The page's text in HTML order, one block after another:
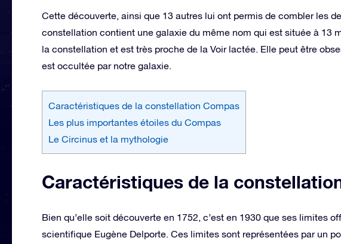
Cette découverte, ainsi que 13 autres lui ont permis de combler les
constellation contient une galaxie du même nom qui est située à 13
la constellation et est très proche de la Voir lactée. Elle peut être
est occultée par notre galaxie.
Caractéristiques de la constellation Compas
Les plus importantes étoiles du Compas
Le Circinus et la mythologie
Caractéristiques de la
Bien qu’elle soit découverte en 1752, c’est en 1930 que ses limites
scientifique Eugène Delporte. Ces limites sont représentées par un